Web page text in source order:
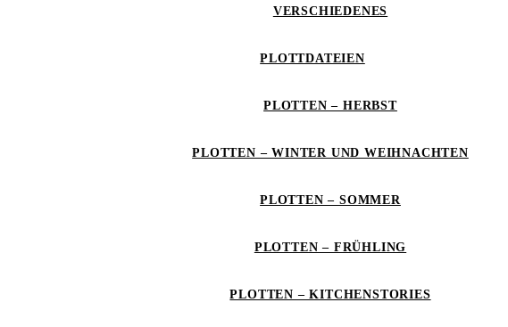
VERSCHIEDENES
PLOTTDATEIEN
PLOTTEN – HERBST
PLOTTEN – WINTER UND WEIHNACHTEN
PLOTTEN – SOMMER
PLOTTEN – FRÜHLING
PLOTTEN – KITCHENSTORIES